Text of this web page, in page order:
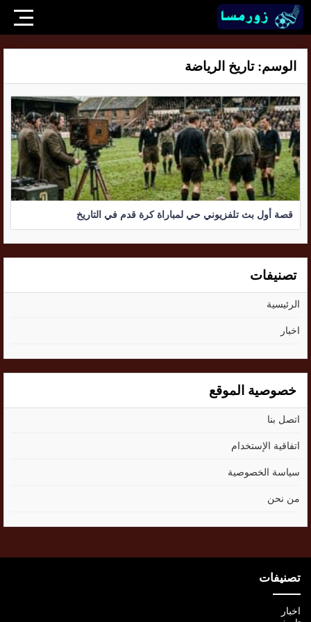
الوسم:تاريخ الرياضة
قصة أول بث تلفزيوني حي لمباراة كرة قدم في التاريخ
تصنيفات
الرئيسية
اخبار
خصوصية الموقع
اتصل بنا
اتفاقية الإستخدام
سياسة الخصوصية
من نحن
تصنيفات
اخبار